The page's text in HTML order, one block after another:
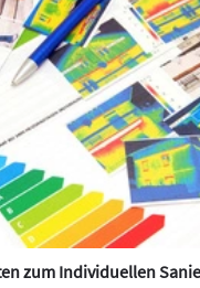
zum Individuellen